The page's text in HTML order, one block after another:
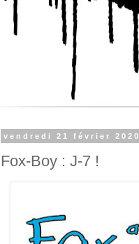
vendredi 21 février 2020
Fox-Boy : J-7 !